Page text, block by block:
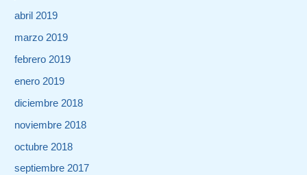
abril 2019
marzo 2019
febrero 2019
enero 2019
diciembre 2018
noviembre 2018
octubre 2018
septiembre 2017